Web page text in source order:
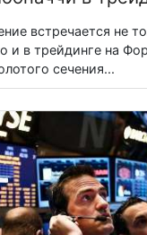
встречается не
и в трейдинге на
сечения...